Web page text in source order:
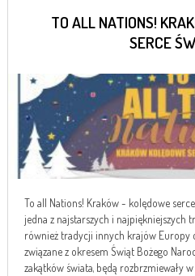
TO ALL NATIONS!
SERCE
To all Nations! Kraków - kolędowe
jedna z najstarszych i
również tradycji innych krajów Europy
związane z okresem Świąt Bożego
zakątków świata, będą